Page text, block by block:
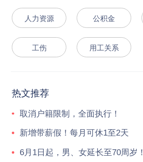
人力资源 公积金
工伤 用工关系
热文推荐
取消户籍限制，全面执行！
新增带薪假！每月可休1至2天
6月1日起，男、女延长至70周岁！